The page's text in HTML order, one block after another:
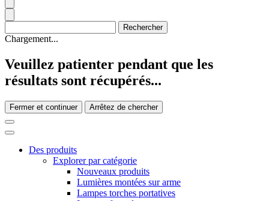
Chargement...
Veuillez patienter pendant que les
résultats sont récupérés...
Fermer et continuer Arrêtez de chercher
Des produits
Explorer par catégorie
Nouveaux produits
Lumières montées sur arme
Lampes torches portatives